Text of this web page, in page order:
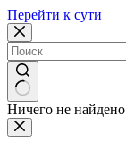
Перейти к сути
Ничего не найдено